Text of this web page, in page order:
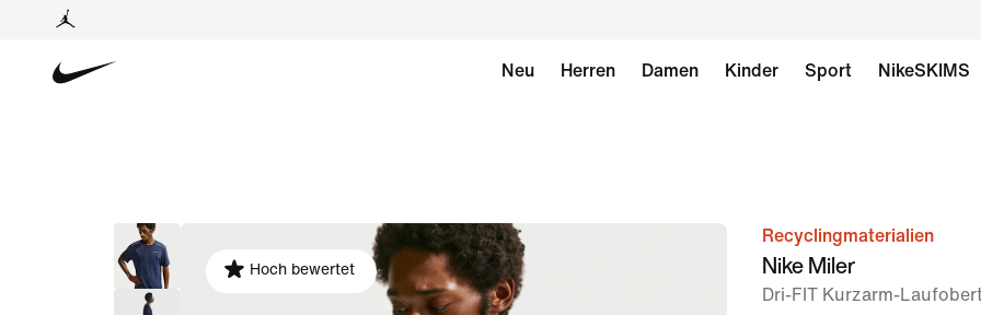
Neu Herren Damen Kinder Sport NikeSKIMS
Bild 1
Hoch bewertet
Recyclingmaterialien
Nike Miler
Dri-FIT Kurzarm-